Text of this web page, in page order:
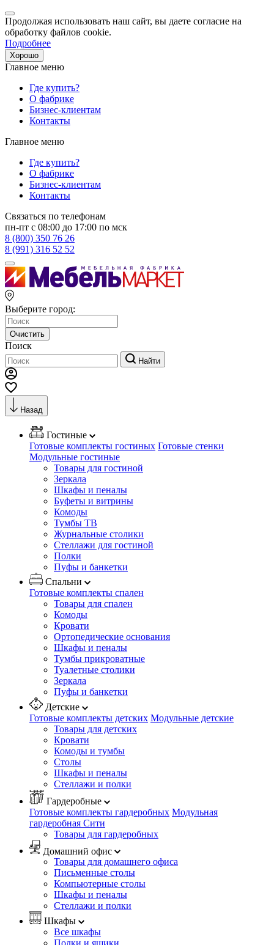
Продолжая использовать наш сайт, вы даете согласие на
обработку файлов cookie.
Подробнее
Хорошо
Главное меню
Где купить?
О фабрике
Бизнес-клиентам
Контакты
Главное меню
Где купить?
О фабрике
Бизнес-клиентам
Контакты
Связаться по телефонам
пн-пт с 08:00 до 17:00 по мск
8 (800) 350 76 26
8 (991) 316 52 52
Выберите город:
Очистить
Поиск
Найти
Назад
Гостиные
Готовые комплекты гостиных Готовые стенки
Модульные гостиные
Товары для гостиной
Зеркала
Шкафы и пеналы
Буфеты и витрины
Комоды
Тумбы ТВ
Журнальные столики
Стеллажи для гостиной
Полки
Пуфы и банкетки
Спальни
Готовые комплекты спален
Товары для спален
Комоды
Кровати
Ортопедические основания
Шкафы и пеналы
Тумбы прикроватные
Туалетные столики
Зеркала
Пуфы и банкетки
Детские
Готовые комплекты детских Модульные детские
Товары для детских
Кровати
Комоды и тумбы
Столы
Шкафы и пеналы
Стеллажи и полки
Гардеробные
Готовые комплекты гардеробных Модульная
гардеробная Сити
Товары для гардеробных
Домашний офис
Товары для домашнего офиса
Письменные столы
Компьютерные столы
Шкафы и пеналы
Стеллажи и полки
Шкафы
Все шкафы